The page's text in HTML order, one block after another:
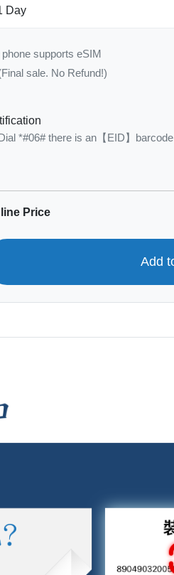
supports eSIM
sale. No Refund!)
*#06# there is an【EID】
Price
Add